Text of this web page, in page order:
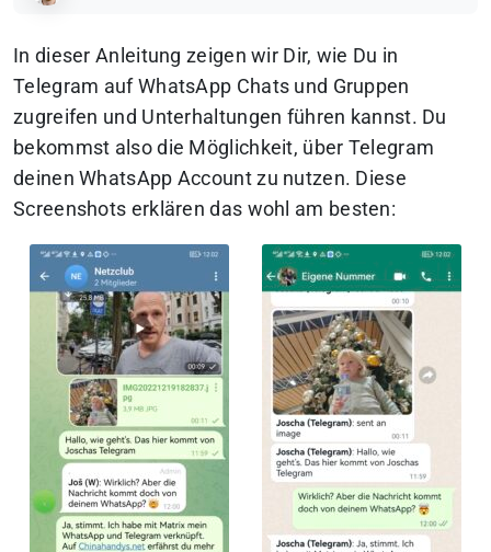
In dieser Anleitung zeigen wir Dir, wie Du in
Telegram auf WhatsApp Chats und Gruppen
zugreifen und Unterhaltungen führen kannst. Du
bekommst also die Möglichkeit, über Telegram
deinen WhatsApp Account zu nutzen. Diese
Screenshots erklären das wohl am besten: